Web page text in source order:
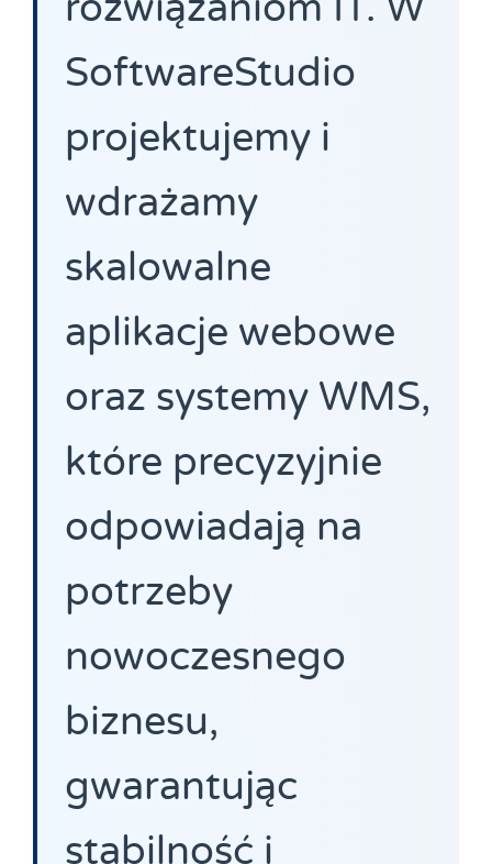
SoftwareStudio
projektujemy i
wdrażamy
skalowalne
aplikacje webowe
oraz systemy WMS,
które precyzyjnie
odpowiadają na
potrzeby
nowoczesnego
biznesu,
gwarantując
stabilność i